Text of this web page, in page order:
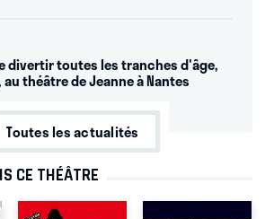
divertir toutes les tranches d'âge,
au théâtre de Jeanne à Nantes
Toutes les actualités
CE THÉÂTRE